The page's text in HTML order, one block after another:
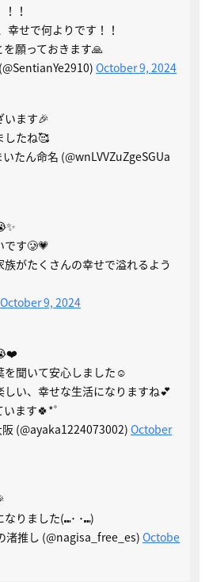
！
せで何よりです！！
願っておきます🙏
October 9, 2024
います🎉
したね🥰
たん命名 (@wnLVVZuZgeSGUa
です🥲💗
がたくさんの幸せで溢れるよう
October 9, 2024
を聞いて安心しました☺️
い、幸せな生活になりますね💕︎
ます🍀*゜
(@ayaka1224073002) October
りました(⑉･ ･⑉)
渚推し (@nagisa_free_es) Octobe